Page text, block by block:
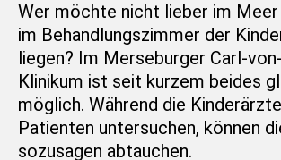
Wer möchte nicht lieber im Meer
im Behandlungszimmer der
liegen? Im Merseburger Carl-
Klinikum ist seit kurzem beides
möglich. Während die
Patienten untersuchen, können
sozusagen abtauchen.